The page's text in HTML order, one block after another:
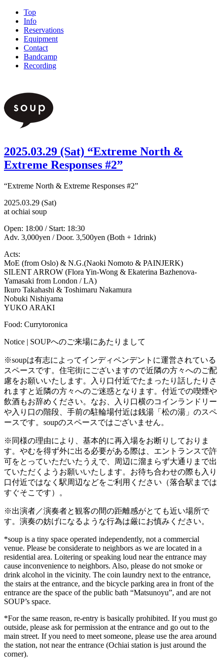
Top
Info
Reservations
Equipment
Contact
Bandcamp
Recording
2025.03.29 (Sat) “Extreme North &
Extreme Responses #2”
“Extreme North & Extreme Responses #2”
2025.03.29 (Sat)
at ochiai soup
Open: 18:00 / Start: 18:30
Adv. 3,000yen / Door. 3,500yen (Both + 1drink)
Acts:
MoE (from Oslo) & N.G.(Naoki Nomoto & PAINJERK)
SILENT ARROW (Flora Yin-Wong & Ekaterina Bazhenova-
Yamasaki from London / LA)
Ikuro Takahashi & Toshimaru Nakamura
Nobuki Nishiyama
YUKO ARAKI
Food: Currytoronica
Notice | SOUPへのご来場にあたりまして
※soupは有志によってインディペンデントに運営されている
スペースです。住宅街にございますので近隣の方々へのご配
慮をお願いいたします。入り口付近でたまったり話したりさ
れますと近隣の方々へのご迷惑となります。付近での喫煙や
飲酒もお辞めください。なお、入り口横のコインランドリー
や入り口の階段、手前の駐輪場付近は銭湯「松の湯」のスペ
ースです。soupのスペースではございません。
※同様の理由により、基本的に再入場をお断りしておりま
す。やむを得ず外に出る必要がある際は、エントランスで許
可をとっていただいたうえで、周辺に溜まらず大通りまで出
ていただくようお願いいたします。お待ち合わせの際も入り
口付近ではなく駅周辺などをご利用ください（落合駅までは
すぐそこです）。
※出演者／演奏者と観客の間の距離感がとても近い場所で
す。演奏の妨げになるような行為は厳にお慎みください。
*soup is a tiny space operated independently, not a commercial
venue. Please be considerate to neighbors as we are located in a
residential area. Loitering or speaking loud near the entrance may
cause inconvenience to neighbors. Also, please do not smoke or
drink alcohol in the vicinity. The coin laundry next to the entrance,
the stairs at the entrance, and the bicycle parking area in front of the
entrance are the space of the public bath “Matsunoyu”, and are not
SOUP’s space.
*For the same reason, re-entry is basically prohibited. If you must go
outside, please ask for permission at the entrance and go out to the
main street. If you need to meet someone, please use the area around
the station, not near the entrance (Ochiai station is just around the
corner).